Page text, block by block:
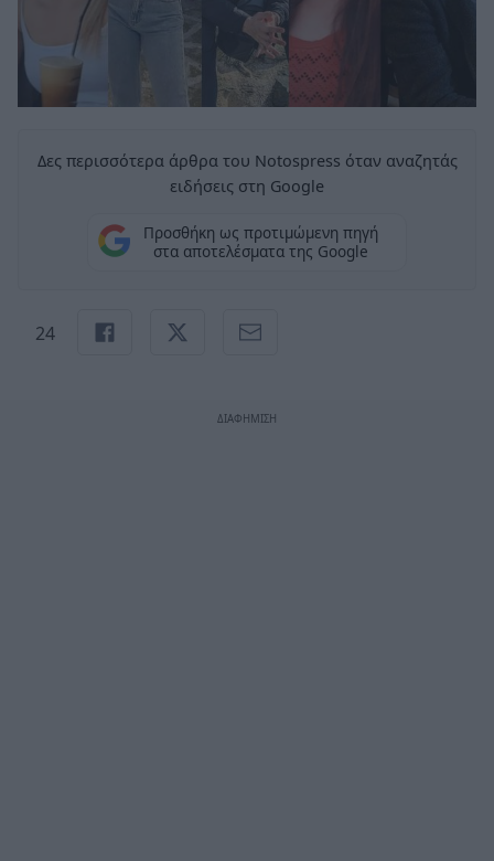
Δες περισσότερα άρθρα του Notospress όταν αναζητάς
ειδήσεις στη Google
Προσθήκη ως προτιμώμενη πηγή
στα αποτελέσματα της Google
24